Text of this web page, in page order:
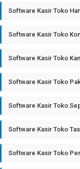
Software Kasir Toko
Software Kasir Toko
Software Kasir Toko
Software Kasir Toko
Software Kasir Toko
Software Kasir Toko
Software Kasir Toko